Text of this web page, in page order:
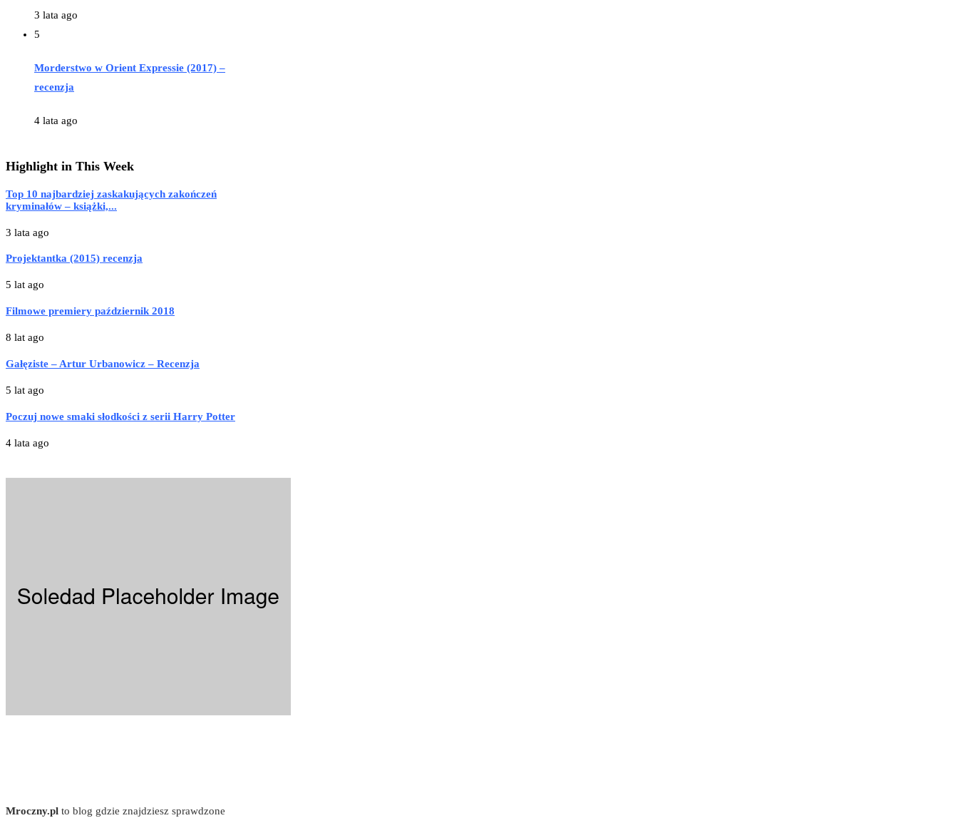
3 lata ago
5
Morderstwo w Orient Expressie (2017) –
recenzja
4 lata ago
Highlight in This Week
Top 10 najbardziej zaskakujących zakończeń
kryminałów – książki,...
3 lata ago
Projektantka (2015) recenzja
5 lat ago
Filmowe premiery październik 2018
8 lat ago
Gałęziste – Artur Urbanowicz – Recenzja
5 lat ago
Poczuj nowe smaki słodkości z serii Harry Potter
4 lata ago
Mroczny.pl to blog gdzie znajdziesz sprawdzone